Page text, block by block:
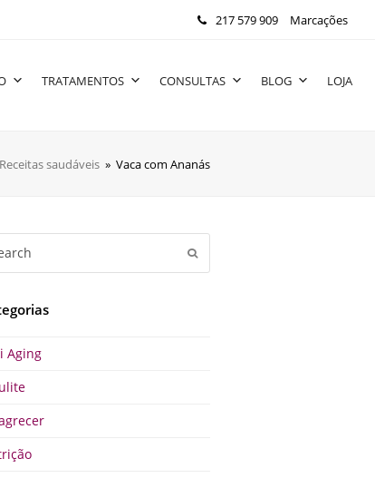
217 579 909 Marcações
TRATAMENTOS CONSULTAS BLOG LOJA
Receitas saudáveis » Vaca com Ananás
Aging